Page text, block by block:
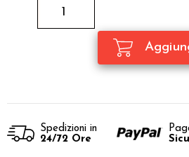
Spedizioni in
24/72 Ore